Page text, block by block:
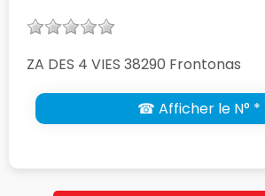
ZA DES 4 VIES 38290 Frontonas
☎ Afficher le N° *